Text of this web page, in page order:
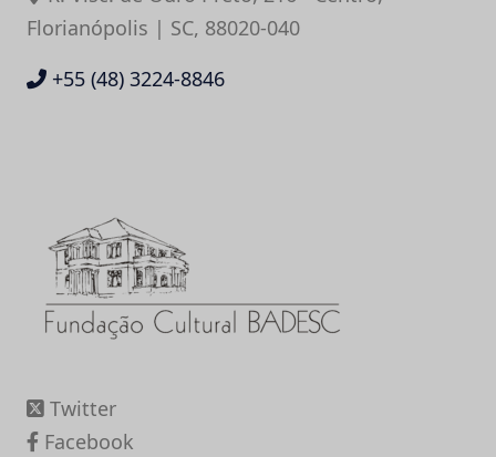
Florianópolis | SC, 88020-040
+55 (48) 3224-8846
Twitter
Facebook